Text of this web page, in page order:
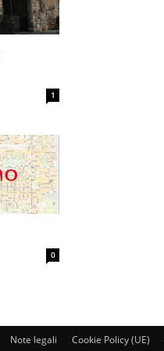
1
0
Note legali Cookie Policy (UE)